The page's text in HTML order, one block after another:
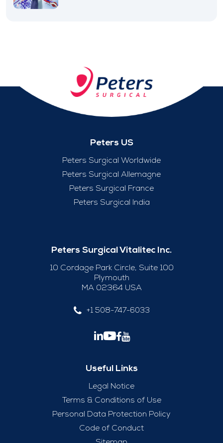
Peters US
Peters Surgical Worldwide
Peters Surgical Allemagne
Peters Surgical France
Peters Surgical India
Peters Surgical Vitalitec Inc.
10 Cordage Park Circle, Suite 100
Plymouth
MA 02364 USA
+1 508-747-6033
Useful Links
Legal Notice
Terms & Conditions of Use
Personal Data Protection Policy
Code of Conduct